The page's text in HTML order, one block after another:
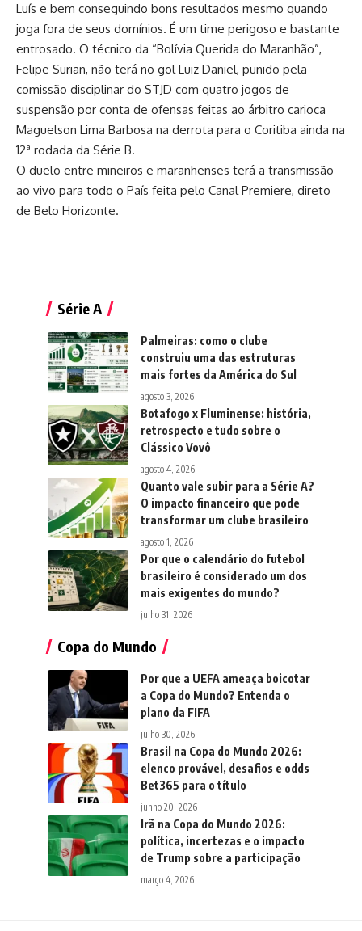
Luís e bem conseguindo bons resultados mesmo quando
joga fora de seus domínios. É um time perigoso e bastante
entrosado. O técnico da “Bolívia Querida do Maranhão”,
Felipe Surian, não terá no gol Luiz Daniel, punido pela
comissão disciplinar do STJD com quatro jogos de
suspensão por conta de ofensas feitas ao árbitro carioca
Maguelson Lima Barbosa na derrota para o Coritiba ainda na
12ª rodada da Série B.
O duelo entre mineiros e maranhenses terá a transmissão
ao vivo para todo o País feita pelo Canal Premiere, direto
de Belo Horizonte.
Série A
Palmeiras: como o clube
construiu uma das estruturas
mais fortes da América do Sul
agosto 3, 2026
Botafogo x Fluminense: história,
retrospecto e tudo sobre o
Clássico Vovô
agosto 4, 2026
Quanto vale subir para a Série A?
O impacto financeiro que pode
transformar um clube brasileiro
agosto 1, 2026
Por que o calendário do futebol
brasileiro é considerado um dos
mais exigentes do mundo?
julho 31, 2026
Copa do Mundo
Por que a UEFA ameaça boicotar
a Copa do Mundo? Entenda o
plano da FIFA
julho 30, 2026
Brasil na Copa do Mundo 2026:
elenco provável, desafios e odds
Bet365 para o título
junho 20, 2026
Irã na Copa do Mundo 2026:
política, incertezas e o impacto
de Trump sobre a participação
março 4, 2026